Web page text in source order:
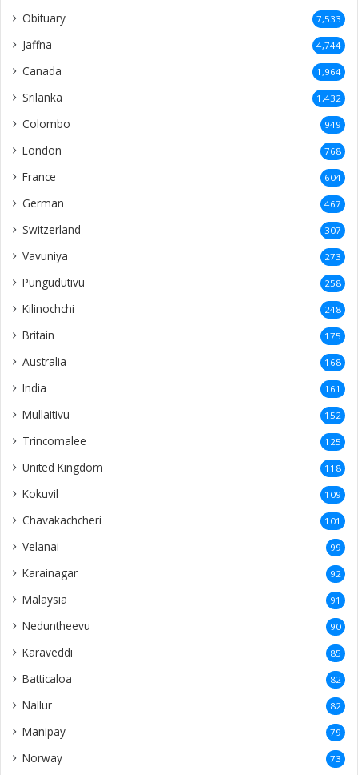
Obituary 7,533
Jaffna 4,744
Canada 1,964
Srilanka 1,432
Colombo 949
London 768
France 604
German 467
Switzerland 307
Vavuniya 273
Pungudutivu 258
Kilinochchi 248
Britain 175
Australia 168
India 161
Mullaitivu 152
Trincomalee 125
United Kingdom 118
Kokuvil 109
Chavakachcheri 101
Velanai 99
Karainagar 92
Malaysia 91
Neduntheevu 90
Karaveddi 85
Batticaloa 82
Nallur 82
Manipay 79
Norway 73